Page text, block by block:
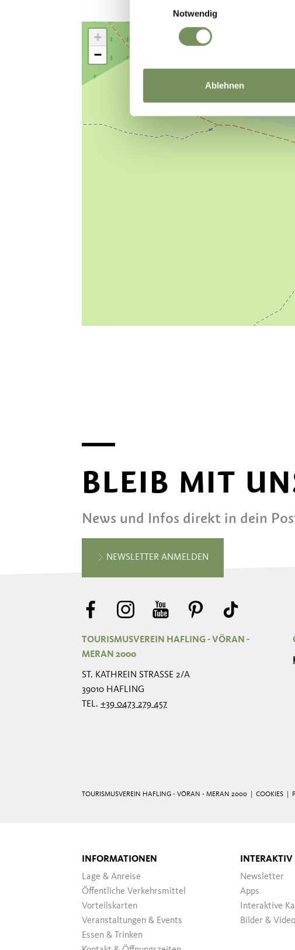
Notwendig
Ablehnen
+
−
BLEIB MIT
News und Infos direkt in dein
NEWSLETTER ANMELDEN
TOURISMUSVEREIN HAFLING - VÖRAN -
MERAN 2000
ST. KATHREIN STRASSE 2/A
39010 HAFLING
TEL. +39 0473 279 457
TOURISMUSVEREIN HAFLING - VÖRAN - MERAN 2000 | COOKIES
INFORMATIONEN
Lage & Anreise
Öffentliche Verkehrsmittel
Vorteilskarten
Veranstaltungen & Events
Essen & Trinken
INTERAKTIV
Newsletter
Apps
Interaktive
Bilder &